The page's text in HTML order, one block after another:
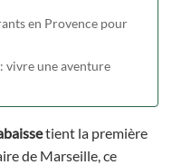
en Provence pour
vivre une aventure
tient la première
de Marseille, ce